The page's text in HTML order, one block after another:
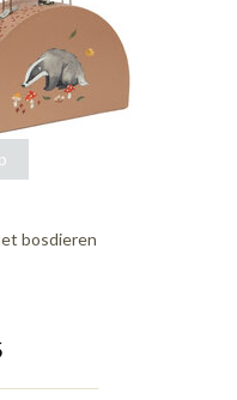
bosdieren